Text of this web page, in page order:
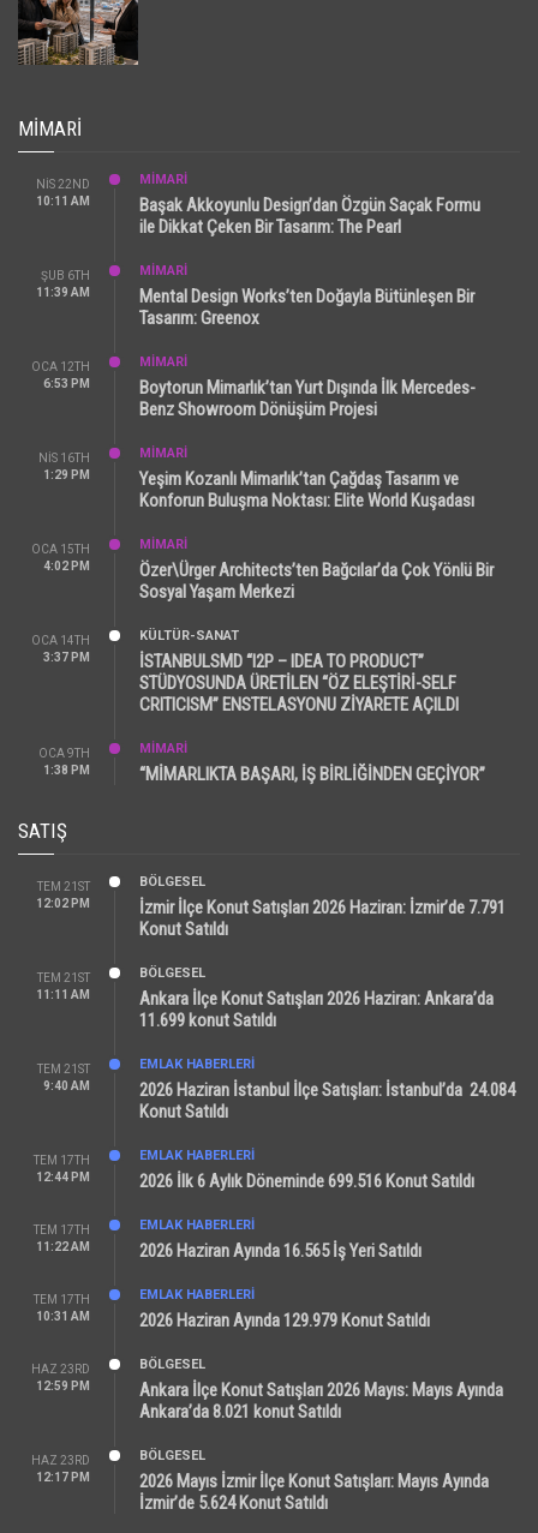
MIMARI
NIS 22ND
10:11 AM
MİMARİ
Başak Akkoyunlu Design’dan Özgün Saçak Formu
ile Dikkat Çeken Bir Tasarım: The Pearl
ŞUB 6TH
11:39 AM
MİMARİ
Mental Design Works’ten Doğayla Bütünleşen Bir
Tasarım: Greenox
OCA 12TH
6:53 PM
MİMARİ
Boytorun Mimarlık’tan Yurt Dışında İlk Mercedes-
Benz Showroom Dönüşüm Projesi
NIS 16TH
1:29 PM
MİMARİ
Yeşim Kozanlı Mimarlık’tan Çağdaş Tasarım ve
Konforun Buluşma Noktası: Elite World Kuşadası
OCA 15TH
4:02 PM
MİMARİ
Özer\Ürger Architects’ten Bağcılar’da Çok Yönlü Bir
Sosyal Yaşam Merkezi
OCA 14TH
3:37 PM
KÜLTÜR-SANAT
İSTANBULSMD “I2P – IDEA TO PRODUCT”
STÜDYOSUNDA ÜRETİLEN “ÖZ ELEŞTİRİ-SELF
CRITICISM” ENSTELASYONU ZİYARETE AÇILDI
OCA 9TH
1:38 PM
MİMARİ
“MİMARLIKTA BAŞARI, İŞ BİRLİĞİNDEN GEÇİYOR”
SATIŞ
TEM 21ST
12:02 PM
BÖLGESEL
İzmir İlçe Konut Satışları 2026 Haziran: İzmir’de 7.791
Konut Satıldı
TEM 21ST
11:11 AM
BÖLGESEL
Ankara İlçe Konut Satışları 2026 Haziran: Ankara’da
11.699 konut Satıldı
TEM 21ST
9:40 AM
EMLAK HABERLERI
2026 Haziran İstanbul İlçe Satışları: İstanbul’da 24.084
Konut Satıldı
TEM 17TH
12:44 PM
EMLAK HABERLERI
2026 İlk 6 Aylık Döneminde 699.516 Konut Satıldı
TEM 17TH
11:22 AM
EMLAK HABERLERI
2026 Haziran Ayında 16.565 İş Yeri Satıldı
TEM 17TH
10:31 AM
EMLAK HABERLERI
2026 Haziran Ayında 129.979 Konut Satıldı
HAZ 23RD
12:59 PM
BÖLGESEL
Ankara İlçe Konut Satışları 2026 Mayıs: Mayıs Ayında
Ankara’da 8.021 konut Satıldı
HAZ 23RD
12:17 PM
BÖLGESEL
2026 Mayıs İzmir İlçe Konut Satışları: Mayıs Ayında
İzmir’de 5.624 Konut Satıldı